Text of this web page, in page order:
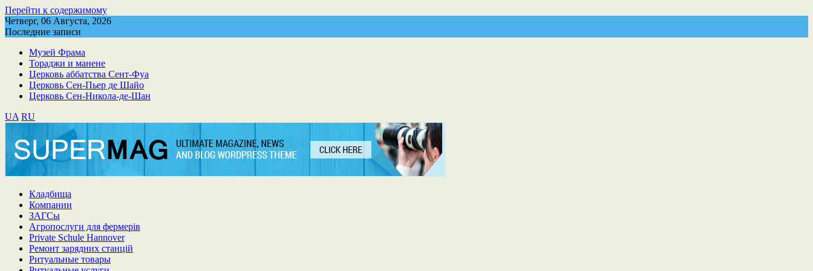
Перейти к содержимому
Четверг, 06 Августа, 2026
Последние записи
Музей Фрама
Тораджи и манене
Церковь аббатства Сент-Фуа
Церковь Сен-Пьер де Шайо
Церковь Сен-Никола-де-Шан
UA RU
Кладбища
Компании
ЗАГСы
Агропослуги для фермерів
Private Schule Hannover
Ремонт зарядних станцій
Ритуальные товары